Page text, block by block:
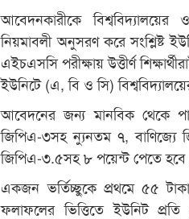
আবেদনকারীকে
নিয়মাবলী অনুসরণ করে সংশ্লিষ্ট
এইচএসসি পরীক্ষায় উত্তীর্ণ
ইউনিটে (এ, বি ও সি)
আবেদনের জন্য মানবিক থেকে
জিপিএ-৩সহ ন্যুনতম ৭, বাণিজ্যে
জিপিএ-৩.৫সহ ৮ পয়েন্ট পেতে
একজন ভর্তিচ্ছুকে প্রথমে ৫৫
ফলাফলের ভিত্তিতে ইউনিট